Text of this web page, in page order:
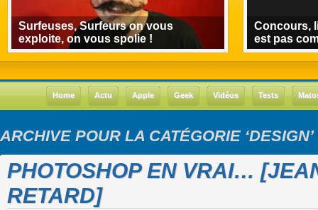
Surfeuses, Surfeurs on vous
exploite, on vous spolie !
Concours,
est pas
Home Actu Apple Geek Vidéos Tests
ARCHIVE POUR LA CATÉGORIE ‘DESIGN’
PHOTOSHOP EN VRAI…
RETARD]